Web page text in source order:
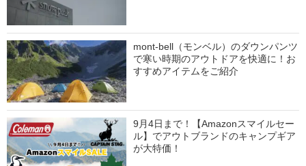
mont-bell（モンベル）のダウンパンツ
で寒い時期のアウトドアを快適に！お
すすめアイテムをご紹介
9月4日まで！【Amazonスマイルセー
ル】でアウトブランドのキャンプギア
が大特価！